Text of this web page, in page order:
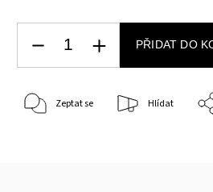
PŘIDAT DO
Zeptat se Hlídat